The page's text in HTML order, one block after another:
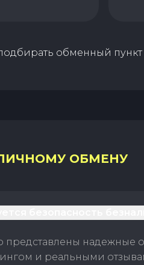
обменный
ОБМЕНУ
представлены надежные
и реальными